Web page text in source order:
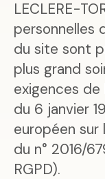
LECLERE-
personnelles
du site sont
plus grand
exigences
du 6 janvier
européen
du n° 2016/
RGPD).